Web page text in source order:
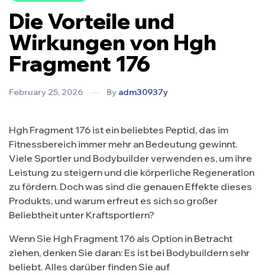
Die Vorteile und
Wirkungen von Hgh
Fragment 176
February 25, 2026 By adm30937y
Hgh Fragment 176 ist ein beliebtes Peptid, das im
Fitnessbereich immer mehr an Bedeutung gewinnt.
Viele Sportler und Bodybuilder verwenden es, um ihre
Leistung zu steigern und die körperliche Regeneration
zu fördern. Doch was sind die genauen Effekte dieses
Produkts, und warum erfreut es sich so großer
Beliebtheit unter Kraftsportlern?
Wenn Sie Hgh Fragment 176 als Option in Betracht
ziehen, denken Sie daran: Es ist bei Bodybuildern sehr
beliebt. Alles darüber finden Sie auf